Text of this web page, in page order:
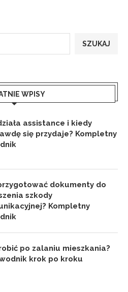
SZUKAJ
WPISY
assistance i kiedy
się przydaje? Kompletny
dokumenty do
szkody
Kompletny
po zalaniu mieszkania?
krok po kroku